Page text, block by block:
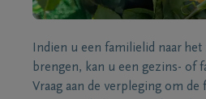
Indien u een familielid naar
brengen, kan u een gezins- of
Vraag aan de verpleging om de